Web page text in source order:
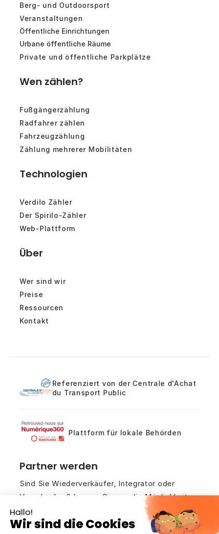
Berg- und Outdoorsport
Veranstaltungen
Öffentliche Einrichtungen
Urbane öffentliche Räume
Private und öffentliche Parkplätze
Wen zählen?
Fußgängerzählung
Radfahrer zählen
Fahrzeugzählung
Zählung mehrerer Mobilitäten
Technologien
Verdilo Zähler
Der Spirilo-Zähler
Web-Plattform
Über
Wer sind wir
Preise
Ressourcen
Kontakt
Referenziert von der Centrale d'Achat
du Transport Public
Plattform für lokale Behörden
Partner werden
Sind Sie Wiederverkäufer, Integrator oder
Verschreiber? Lassen Sie uns die Möglichkeiten
der Zusammenarbeit rund um unsere
Zähllösungen besprechen.